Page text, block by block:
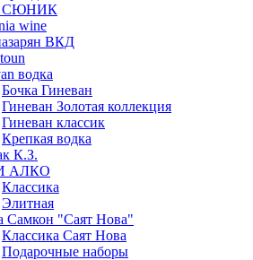
СЮНИК
wine
ВКД
водка
Бочка Гиневан
Гиневан Золотая коллекция
Гиневан классик
Крепкая водка
К.З.
АЛКО
Классика
Элитная
Самкон "Саят Нова"
Классика Саят Нова
Подарочные наборы